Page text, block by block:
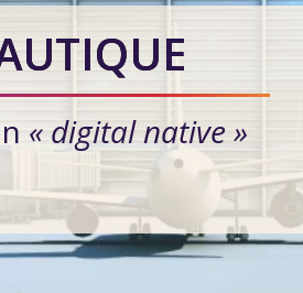
« digital native »